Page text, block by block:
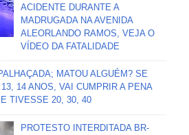
ACIDENTE DURANTE A
MADRUGADA NA AVENIDA
ALEORLANDO RAMOS, VEJA O
VÍDEO DA FATALIDADE
MATOU ALGUÉM? SE
14 ANOS, VAI CUMPRIR A PENA
TIVESSE 20, 30, 40
PROTESTO INTERDITADA BR-